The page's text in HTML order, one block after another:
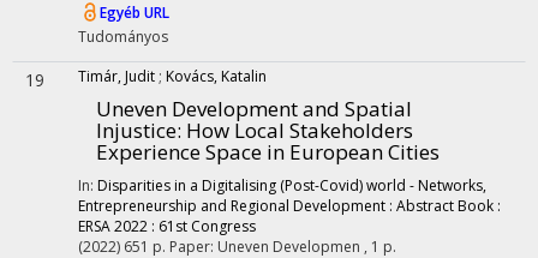
Egyéb URL
Tudományos
19 Timár, Judit ; Kovács, Katalin
Uneven Development and Spatial
Injustice: How Local Stakeholders
Experience Space in European Cities
In: Disparities in a Digitalising (Post-Covid) world - Networks,
Entrepreneurship and Regional Development : Abstract Book :
ERSA 2022 : 61st Congress
(2022) 651 p. Paper: Uneven Developmen , 1 p.